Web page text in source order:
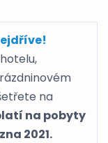
na
na pobyty
2021.